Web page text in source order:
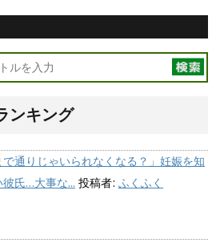
ンキング
で通りじゃいられなくなる？」妊娠を知
彼氏…大事な... 投稿者: ふくふく